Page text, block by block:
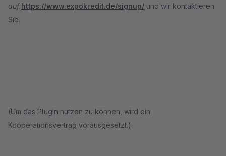
auf https://www.expokredit.de/signup/ und wir kontaktieren
Sie.
(Um das Plugin nutzen zu können, wird ein
Kooperationsvertrag vorausgesetzt.)